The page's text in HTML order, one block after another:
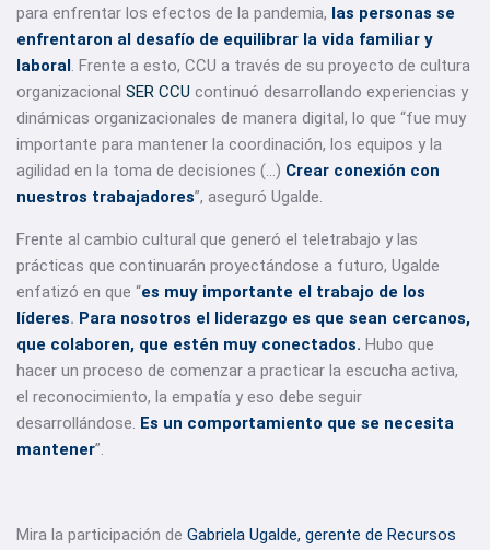
para enfrentar los efectos de la pandemia, las personas se
enfrentaron al desafío de equilibrar la vida familiar y
laboral. Frente a esto, CCU a través de su proyecto de cultura
organizacional SER CCU continuó desarrollando experiencias y
dinámicas organizacionales de manera digital, lo que “fue muy
importante para mantener la coordinación, los equipos y la
agilidad en la toma de decisiones (…) Crear conexión con
nuestros trabajadores”, aseguró Ugalde.
Frente al cambio cultural que generó el teletrabajo y las
prácticas que continuarán proyectándose a futuro, Ugalde
enfatizó en que “es muy importante el trabajo de los
líderes. Para nosotros el liderazgo es que sean cercanos,
que colaboren, que estén muy conectados. Hubo que
hacer un proceso de comenzar a practicar la escucha activa,
el reconocimiento, la empatía y eso debe seguir
desarrollándose. Es un comportamiento que se necesita
mantener”.
Mira la participación de Gabriela Ugalde, gerente de Recursos